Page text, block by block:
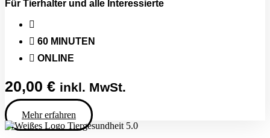
Für Tierhalter und alle Interessierte
60 MINUTEN
ONLINE
20,00 € inkl. MwSt.
Mehr erfahren